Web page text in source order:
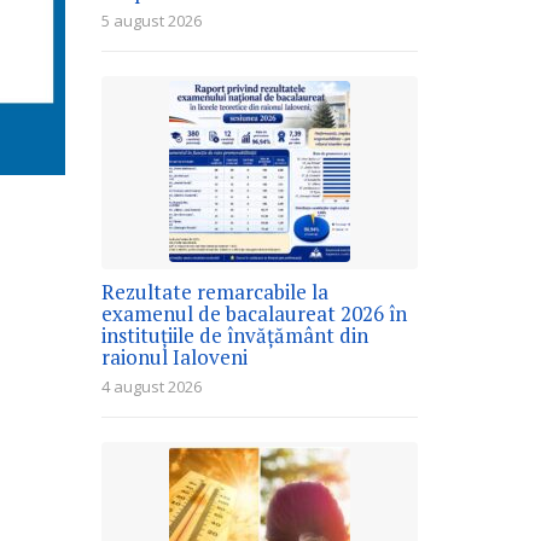
5 august 2026
Rezultate remarcabile la
examenul de bacalaureat 2026 în
instituțiile de învățământ din
raionul Ialoveni
4 august 2026